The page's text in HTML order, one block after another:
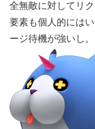
全無敵に対してリ
要素も個人的には
ージ待機が強いし。